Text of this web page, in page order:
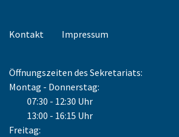
Kontakt Impressum
Öffnungszeiten des Sekretariats:
Montag - Donnerstag:
07:30 - 12:30 Uhr
13:00 - 16:15 Uhr
Freitag: